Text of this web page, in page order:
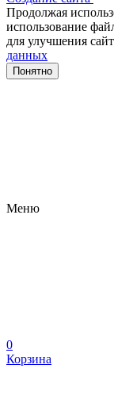
Продолжая
использование
для улучшения
данных
Понятно
Меню
0
Корзина